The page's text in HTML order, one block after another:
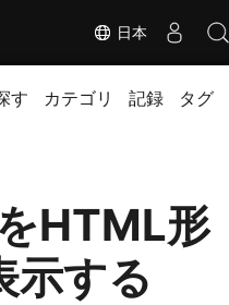
日本
す カテゴリ 記録 タグ
HTML形
示する